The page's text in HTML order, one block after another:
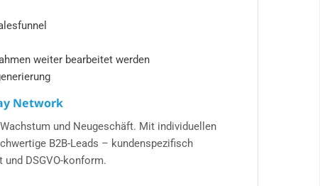
weiter bearbeitet werden
Network
und Neugeschäft. Mit individuellen
B2B-Leads – kundenspezifisch
DSGVO-konform.